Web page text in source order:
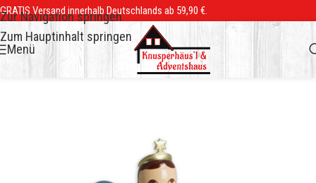
Zur Navigation springen
Zum Hauptinhalt springen
GRATIS Versand innerhalb Deutschlands ab 59,90 €.
Menü